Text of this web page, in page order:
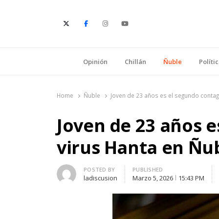
Opinión Chillán Ñuble
Home Ñuble Joven de 23 años es el segundo
Joven de 23 años
virus Hanta en
Author
POSTED BY
ladiscusion
PUBLISHED
Marzo 5, 2026 15:43 PM